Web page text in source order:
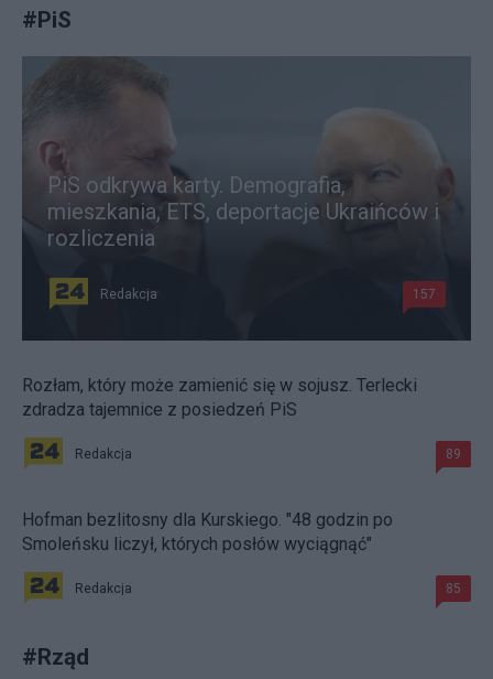
#PiS
PiS odkrywa karty. Demografia,
mieszkania, ETS, deportacje Ukraińców i
rozliczenia
Redakcja 157
Rozłam, który może zamienić się w sojusz. Terlecki
zdradza tajemnice z posiedzeń PiS
Redakcja 89
Hofman bezlitosny dla Kurskiego. "48 godzin po
Smoleńsku liczył, których posłów wyciągnąć"
Redakcja 85
#Rząd